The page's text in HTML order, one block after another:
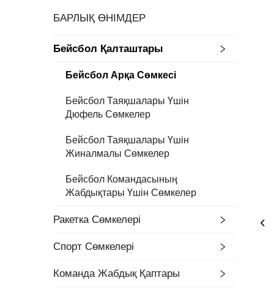
БАРЛЫҚ ӨНІМДЕР
Бейсбол Қалташтары
Бейсбол Арқа Сөмкесі
Бейсбол Таяқшалары Үшін
Дюфель Сөмкелер
Бейсбол Таяқшалары Үшін
Жиналмалы Сөмкелер
Бейсбол Командасының
Жабдықтары Үшін Сөмкелер
Ракетка Сөмкелері
Спорт Сөмкелері
Команда Жабдық Қаптары